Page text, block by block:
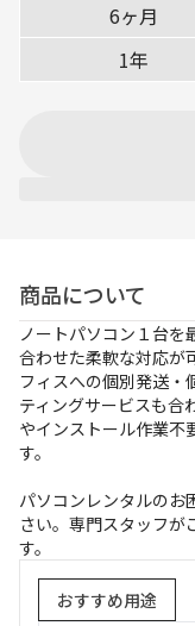
ご利用の流れ
レンタル利用期間に
会社概要
かんたん見積も
050-3135-
受付時間 9：00
6ヶ月
1年
商品について
ノートパソコン１台を
合わせた柔軟な対応が
フィスへの個別発送・
ティングサービスも合
やインストール作業不
す。
パソコンレンタルのお
さい。専門スタッフが
す。
おすすめ用途